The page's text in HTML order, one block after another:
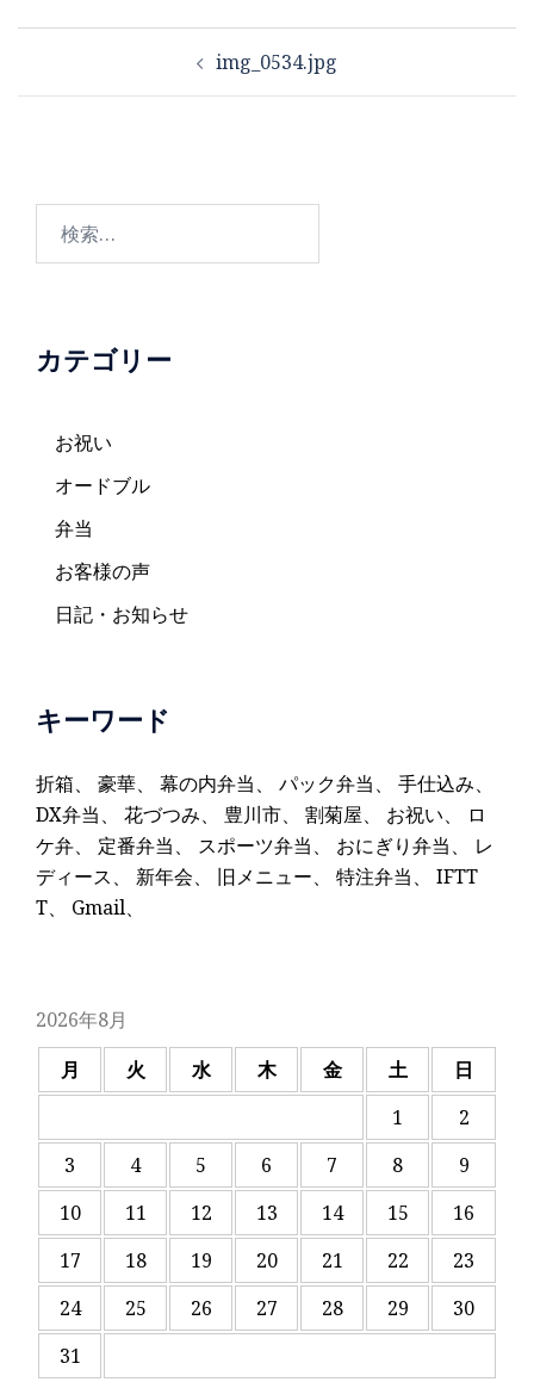
投
ナ
ー
ョ
img_0534.jpg
カテゴリー
お祝い
オードブル
弁当
お客様の声
日記・お知らせ
キーワード
折箱、 豪華、 幕の内弁当、 パック弁当、 手仕込み、
DX弁当、 花づつみ、 豊川市、 割菊屋、 お祝い、
ロ
ケ弁、 定番弁当、 スポーツ弁当、 おにぎり弁当、 レ
ディース、 新年会、 旧メニュー、 特注弁当、 IFTT
T、 Gmail、
2026年8月
月
火 水 木 金 土
日
1
2
3
4 5 6 7 8
9
10
11 12 13 14 15
16
17
18 19 20 21 22
23
24
25 26 27 28 29
30
31